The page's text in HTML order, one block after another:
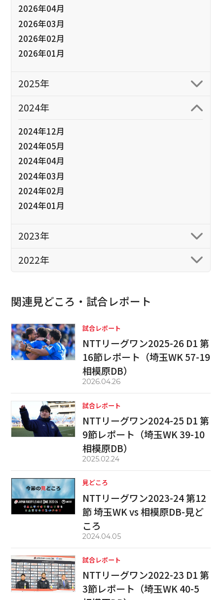
2026年04月
2026年03月
2026年02月
2026年01月
2025年
2024年
2024年12月
2024年05月
2024年04月
2024年03月
2024年02月
2024年01月
2023年
2022年
関連見どころ・試合レポート
試合レポート
NTTリーグワン2025-26 D1 第
16節レポート（埼玉WK 57-19
相模原DB）
2026.04.26
試合レポート
NTTリーグワン2024-25 D1 第
9節レポート（埼玉WK 39-10
相模原DB）
2025.02.24
見どころ
NTTリーグワン2023-24 第12
節 埼玉WK vs 相模原DB-見ど
ころ
2024.04.05
試合レポート
NTTリーグワン2022-23 D1 第
3節レポート（埼玉WK 40-5